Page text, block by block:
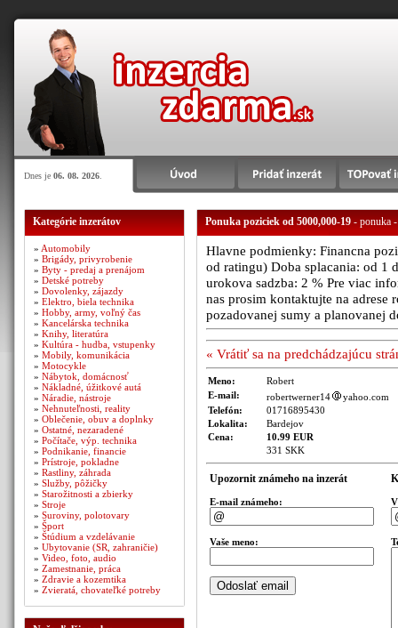
Dnes je 06. 08. 2026
Kategórie inzerátov
» Automobily
» Brigády, privyrobenie
» Byty - predaj a prenájom
» Detské potreby
» Dovolenky, zájazdy
» Elektro, biela technika
» Hobby, army, voľný čas
» Kancelárska technika
» Knihy, literatúra
» Kultúra - hudba, vstupenky
» Mobily, komunikácia
» Motocykle
» Nábytok, domácnosť
» Nákladné, úžitkové autá
» Náradie, nástroje
» Nehnuteľnosti, reality
» Oblečenie, obuv a doplnky
» Ostatné, nezaradené
» Počítače, výp. technika
» Podnikanie, financie
» Prístroje, pokladne
» Rastliny, záhrada
» Služby, pôžičky
» Starožitnosti a zbierky
» Stroje
» Suroviny, polotovary
» Šport
» Štúdium a vzdelávanie
» Ubytovanie (SR, zahraničie)
» Video, foto, audio
» Zamestnanie, práca
» Zdravie a kozemtika
» Zvieratá, chovateľké potreby
Ponuka poziciek od 5000,000-19- ponuka
Hlavne podmienky: Financna
od ratingu) Doba splacania: od 1
urokova sadzba: 2 % Pre viac
nas prosim kontaktujte na adrese
pozadovanej sumy a planovanej
« Vrátiť sa na predchádzajúcu
Meno:
Robert
E-mail:
robertwerner14
yahoo.com
Telefón:
01716895430
Lokalita:
Bardejov
Cena:
10.99 EUR
331 SKK
Upozornit známeho na inzerát
E-mail známeho:
Vaše meno: